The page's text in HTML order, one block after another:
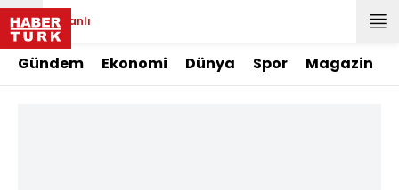
Canlı
Gündem Ekonomi Dünya Spor Magazin